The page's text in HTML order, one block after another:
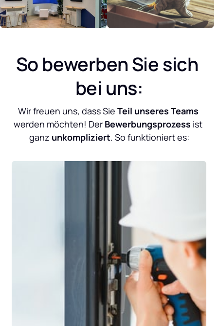
So bewerben Sie sich
bei uns:
Wir freuen uns, dass Sie Teil unseres Teams
werden möchten! Der Bewerbungsprozess ist
ganz unkompliziert. So funktioniert es: